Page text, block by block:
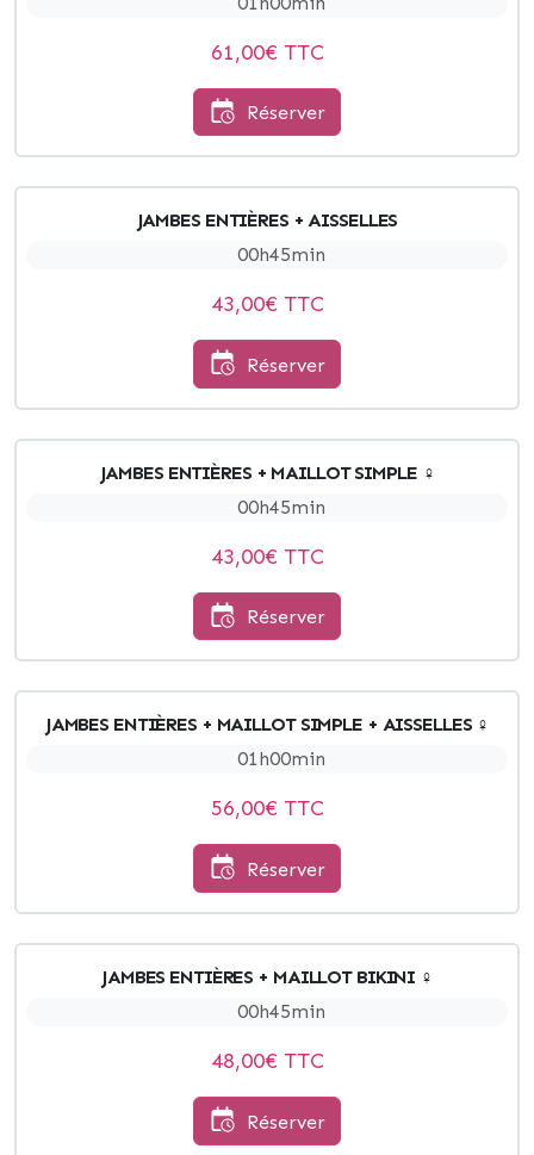
61,00€ TTC
Réserver
JAMBES ENTIÈRES + AISSELLES
00h45min
43,00€ TTC
Réserver
JAMBES ENTIÈRES + MAILLOT SIMPLE ♀
00h45min
43,00€ TTC
Réserver
JAMBES ENTIÈRES + MAILLOT SIMPLE + AISSELLES ♀
01h00min
56,00€ TTC
Réserver
JAMBES ENTIÈRES + MAILLOT BIKINI ♀
00h45min
48,00€ TTC
Réserver